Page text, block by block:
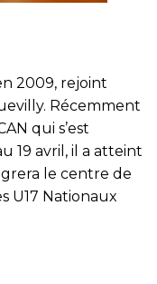
2009, rejoint
Récemment
qui s’est
19 avril, il a atteint
le centre de
U17 Nationaux